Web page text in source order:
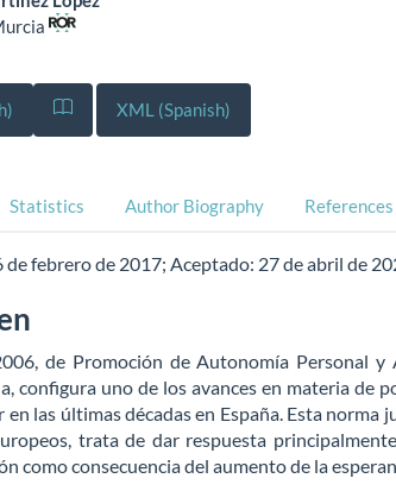
XML (Spanish)
Statistics Author Biography References
de febrero de 2017; Aceptado: 27 de abril de
de Promoción de Autonomía Personal y
configura uno de los avances en materia de
en las últimas décadas en España. Esta norma
trata de dar respuesta
como consecuencia del aumento de la